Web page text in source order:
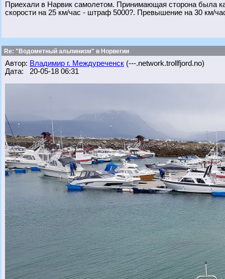
Приехали в Нарвик самолетом. Принимающая сторона была
скорости на 25 км/час - штраф 5000?. Превышение на 30 км/
Re: "Водометный альпинизм" в Норвегии
Автор: Владимир г. Междуреченск (---.network.trollfjord.no)
Дата: 20-05-18 06:31